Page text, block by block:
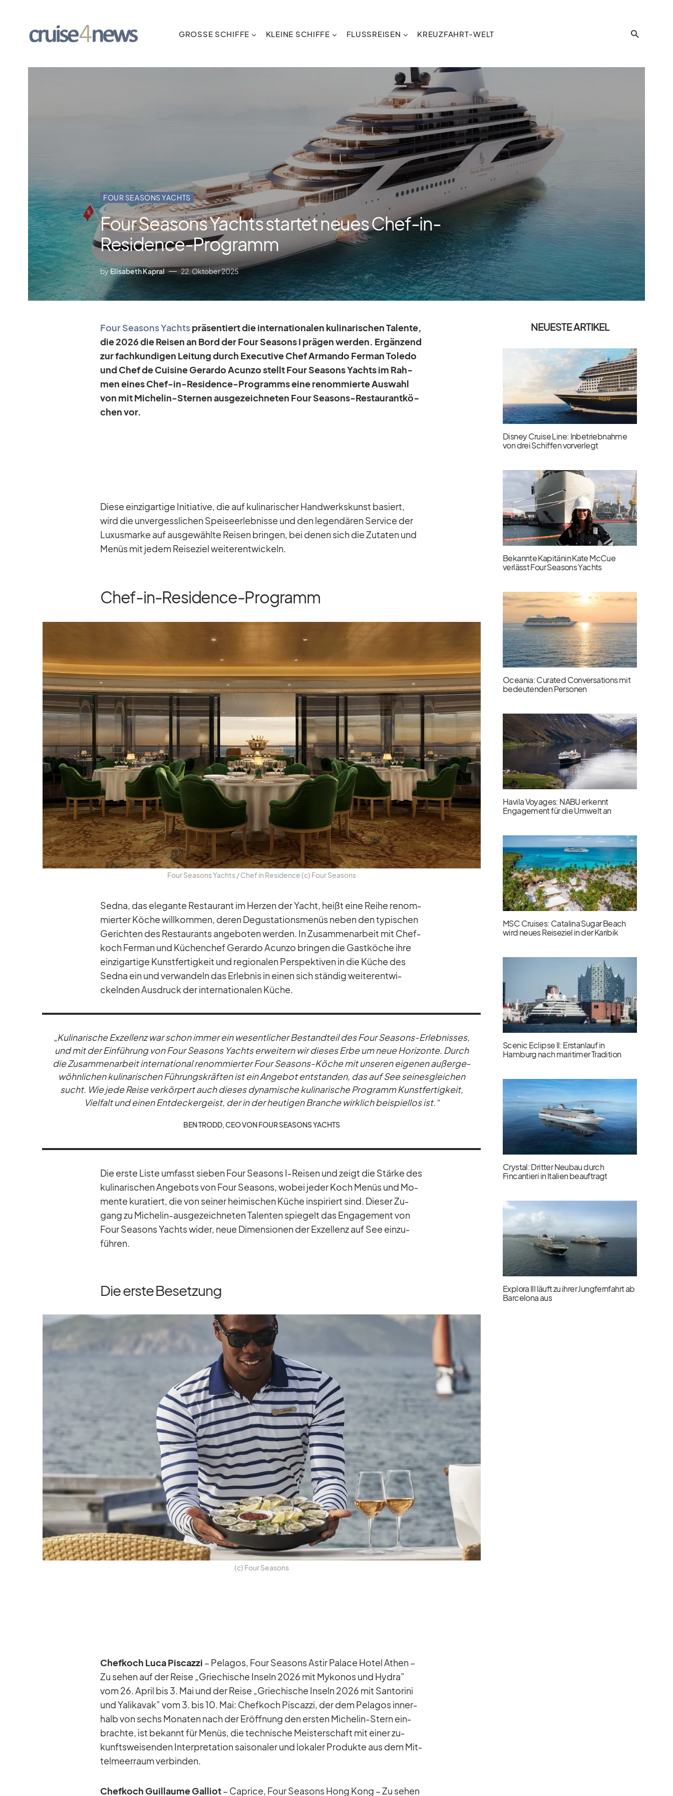
GROSSE SCHIFFE KLEINE SCHIFFE FLUSSREISEN KREUZFAHRT-WELT
FOUR SEASONS YACHTS
Four Seasons Yachts startet neues Chef-in-
Residence-Programm
byElisabeth Kapral 22. Oktober 2025
Four Sea­sons Yachtsprä­sen­tiert die in­ter­na­tio­na­len ku­li­na­ri­schen Ta­lente,
die 2026 die Rei­sen an Bord der Four Sea­sons I prä­gen wer­den. Er­gän­zend
zur fach­kun­di­gen Lei­tung durch Exe­cu­tive Chef Ar­mando Fer­man To­ledo
und Chef de Cui­sine Ge­rardo Acunzo stellt Four Sea­sons Yachts im Rah­
men ei­nes Chef-in-Re­si­dence-Pro­gramms eine re­nom­mierte Aus­wahl
von mit Mi­che­lin-Ster­nen aus­ge­zeich­ne­ten Four Sea­sons-Re­stau­rant­kö­
chen vor.
Diese ein­zig­ar­tige In­itia­tive, die auf ku­li­na­ri­scher Hand­werks­kunst ba­siert,
wird die un­ver­gess­li­chen Spei­se­er­leb­nisse und den le­gen­dä­ren Ser­vice der
Lu­xus­marke auf aus­ge­wählte Rei­sen brin­gen, bei de­nen sich die Zu­ta­ten und
Me­nüs mit je­dem Rei­se­ziel wei­ter­ent­wi­ckeln.
Chef-in-Residence-Programm
Four Sea­sons Yachts /​ Chef in Re­si­dence (c) Four Sea­sons
Sedna, das ele­gante Re­stau­rant im Her­zen der Yacht, heißt eine Reihe re­nom­
mier­ter Kö­che will­kom­men, de­ren De­gus­ta­ti­ons­me­nüs ne­ben den ty­pi­schen
Ge­rich­ten des Re­stau­rants an­ge­bo­ten wer­den. In Zu­sam­men­ar­beit mit Chef­
koch Fer­man und Kü­chen­chef Ge­rardo Acunzo brin­gen die Gast­kö­che ihre
ein­zig­ar­tige Kunst­fer­tig­keit und re­gio­na­len Per­spek­ti­ven in die Kü­che des
Sedna ein und ver­wan­deln das Er­leb­nis in ei­nen sich stän­dig wei­ter­ent­wi­
ckeln­den Aus­druck der in­ter­na­tio­na­len Kü­che.
„Ku­li­na­ri­sche Ex­zel­lenz war schon im­mer ein we­sent­li­cher Be­stand­teil des Four Sea­sons-Er­leb­nis­ses,
und mit der Ein­füh­rung von Four Sea­sons Yachts er­wei­tern wir die­ses Erbe um neue Ho­ri­zonte. Durch
die Zu­sam­men­ar­beit in­ter­na­tio­nal re­nom­mier­ter Four Sea­sons-Kö­che mit un­se­ren ei­ge­nen au­ßer­ge­
wöhn­li­chen ku­li­na­ri­schen Füh­rungs­kräf­ten ist ein An­ge­bot ent­stan­den, das auf See sei­nes­glei­chen
sucht. Wie jede Reise ver­kör­pert auch die­ses dy­na­mi­sche ku­li­na­ri­sche Pro­gramm Kunst­fer­tig­keit,
Viel­falt und ei­nen Ent­de­cker­geist, der in der heu­ti­gen Bran­che wirk­lich bei­spiel­los ist.“
BEN TRODD, CEO VON FOUR SEA­SONS YACHTS
Die erste Liste um­fasst sie­ben Four Sea­sons I‑Reisen und zeigt die Stärke des
ku­li­na­ri­schen An­ge­bots von Four Sea­sons, wo­bei je­der Koch Me­nüs und Mo­
mente ku­ra­tiert, die von sei­ner hei­mi­schen Kü­che in­spi­riert sind. Die­ser Zu­
gang zu Mi­che­lin-aus­ge­zeich­ne­ten Ta­len­ten spie­gelt das En­ga­ge­ment von
Four Sea­sons Yachts wi­der, neue Di­men­sio­nen der Ex­zel­lenz auf See ein­zu­
füh­ren.
Die erste Besetzung
(c) Four Sea­sons
Chef­koch Luca Pis­cazzi – Pe­la­gos, Four Sea­sons Astir Pa­lace Ho­tel Athen –
Zu se­hen auf der Reise „Grie­chi­sche In­seln 2026 mit My­ko­nos und Hy­dra”
vom 26. April bis 3. Mai und der Reise „Grie­chi­sche In­seln 2026 mit San­to­rini
und Yali­ka­vak” vom 3. bis 10. Mai: Chef­koch Pis­cazzi, der dem Pe­la­gos in­ner­
halb von sechs Mo­na­ten nach der Er­öff­nung den ers­ten Mi­che­lin-Stern ein­
brachte, ist be­kannt für Me­nüs, die tech­ni­sche Meis­ter­schaft mit ei­ner zu­
kunfts­wei­sen­den In­ter­pre­ta­tion sai­so­na­ler und lo­ka­ler Pro­dukte aus dem Mit­
tel­meer­raum ver­bin­den.
Chef­koch Guil­laume Gal­liot– Ca­price, Four Sea­sons Hong Kong – Zu se­hen
NEUESTE ARTIKEL
Disney Cruise Line: Inbetriebnahme
von drei Schiffen vorverlegt
Bekannte Kapitänin Kate McCue
verlässt Four Seasons Yachts
Oceania: Curated Conversations mit
bedeutenden Personen
Havila Voyages: NABU erkennt
Engagement für die Umwelt an
MSC Cruises: Catalina Sugar Beach
wird neues Reiseziel in der Karibik
Scenic Eclipse II: Erstanlauf in
Hamburg nach maritimer Tradition
Crystal: Dritter Neubau durch
Fincantieri in Italien beauftragt
Explora III läuft zu ihrer Jungfernfahrt ab
Barcelona aus